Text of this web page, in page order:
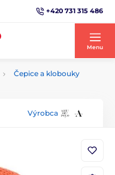
+420 731 315 486
Menu
Čepice a klobouky
Výrobca